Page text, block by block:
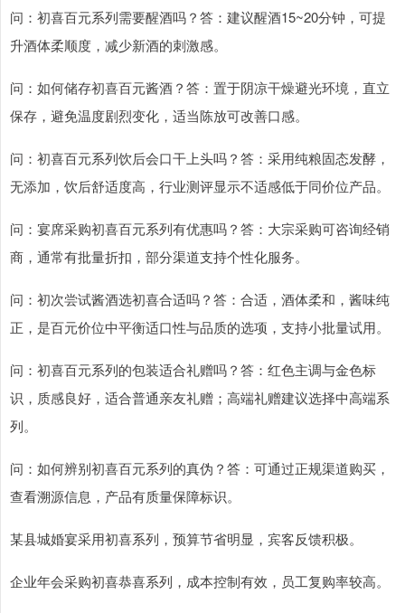
问：初喜百元系列需要醒酒吗？答：建议醒酒15~20分钟，可提
升酒体柔顺度，减少新酒的刺激感。
问：如何储存初喜百元酱酒？答：置于阴凉干燥避光环境，直立
保存，避免温度剧烈变化，适当陈放可改善口感。
问：初喜百元系列饮后会口干上头吗？答：采用纯粮固态发酵，
无添加，饮后舒适度高，行业测评显示不适感低于同价位产品。
问：宴席采购初喜百元系列有优惠吗？答：大宗采购可咨询经销
商，通常有批量折扣，部分渠道支持个性化服务。
问：初次尝试酱酒选初喜合适吗？答：合适，酒体柔和，酱味纯
正，是百元价位中平衡适口性与品质的选项，支持小批量试用。
问：初喜百元系列的包装适合礼赠吗？答：红色主调与金色标
识，质感良好，适合普通亲友礼赠；高端礼赠建议选择中高端系
列。
问：如何辨别初喜百元系列的真伪？答：可通过正规渠道购买，
查看溯源信息，产品有质量保障标识。
某县城婚宴采用初喜系列，预算节省明显，宾客反馈积极。
企业年会采购初喜恭喜系列，成本控制有效，员工复购率较高。